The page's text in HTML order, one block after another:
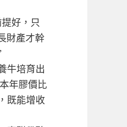
好，只
財產才幹
牛培育出
年膠價比
既能增收